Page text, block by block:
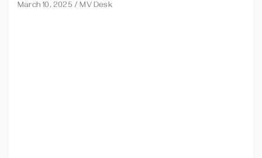
March 10, 2025 MV Desk